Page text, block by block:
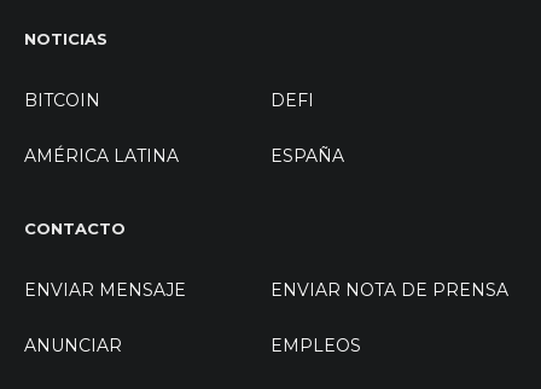
NOTICIAS
BITCOIN DEFI
AMÉRICA LATINA ESPAÑA
CONTACTO
ENVIAR MENSAJE ENVIAR NOTA DE PRENSA
ANUNCIAR EMPLEOS